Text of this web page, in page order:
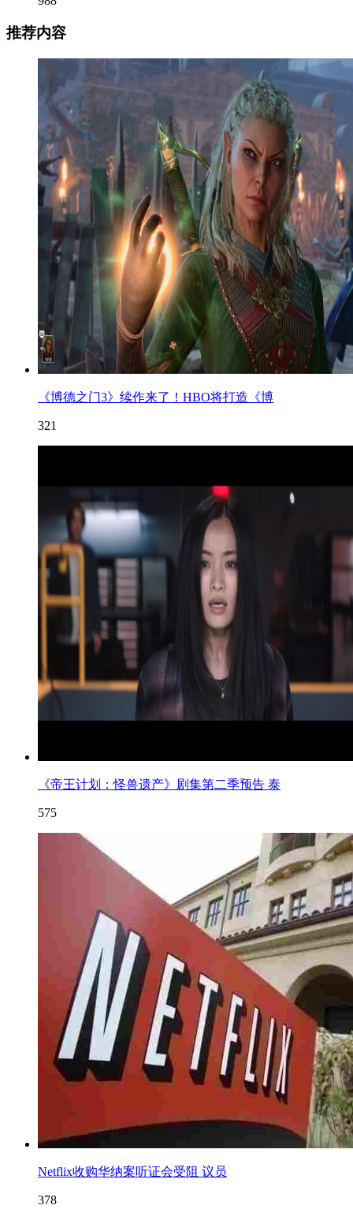
推荐内容
《博德之门3》续作来了！HBO将打造《博
321
《帝王计划：怪兽遗产》剧集第二季预告 泰
575
Netflix收购华纳案听证会受阻 议员
378